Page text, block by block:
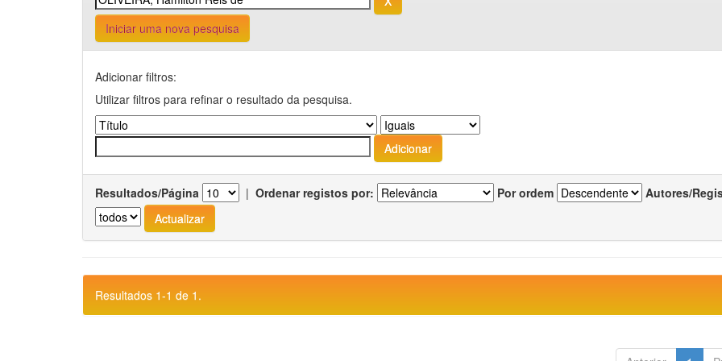
Iniciar uma nova pesquisa
Adicionar filtros:
Utilizar filtros para refinar o resultado da pesquisa.
Resultados/Página | Ordenar registos por: Por ordem Autores/
Resultados 1-1 de 1.